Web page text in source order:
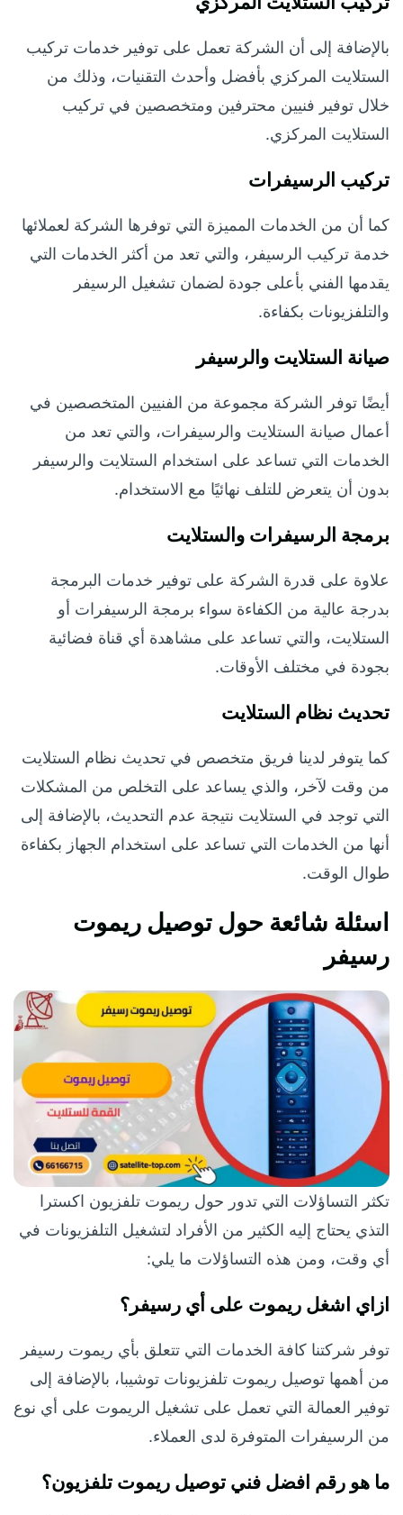
بالإضافة إلى أن الشركة تعمل على توفير خدمات تركيب
الستلايت المركزي بأفضل وأحدث التقنيات، وذلك من
خلال توفير فنيين محترفين ومتخصصين في تركيب
الستلايت المركزي.
تركيب الرسيفرات
كما أن من الخدمات المميزة التي توفرها الشركة لعملائها
خدمة تركيب الرسيفر، والتي تعد من أكثر الخدمات التي
يقدمها الفني بأعلى جودة لضمان تشغيل الرسيفر
والتلفزيونات بكفاءة.
صيانة الستلايت والرسيفر
أيضًا توفر الشركة مجموعة من الفنيين المتخصصين في
أعمال صيانة الستلايت والرسيفرات، والتي تعد من
الخدمات التي تساعد على استخدام الستلايت والرسيفر
بدون أن يتعرض للتلف نهائيًا مع الاستخدام.
برمجة الرسيفرات والستلايت
علاوة على قدرة الشركة على توفير خدمات البرمجة
بدرجة عالية من الكفاءة سواء برمجة الرسيفرات أو
الستلايت، والتي تساعد على مشاهدة أي قناة فضائية
بجودة في مختلف الأوقات.
تحديث نظام الستلايت
كما يتوفر لدينا فريق متخصص في تحديث نظام الستلايت
من وقت لآخر، والذي يساعد على التخلص من المشكلات
التي توجد في الستلايت نتيجة عدم التحديث، بالإضافة إلى
أنها من الخدمات التي تساعد على استخدام الجهاز بكفاءة
طوال الوقت.
اسئلة شائعة حول توصيل ريموت
رسيفر
تكثر التساؤلات التي تدور حول ريموت تلفزيون اكسترا
التذي يحتاج إليه الكثير من الأفراد لتشغيل التلفزيونات في
أي وقت، ومن هذه التساؤلات ما يلي:
ازاي اشغل ريموت على أي رسيفر؟
توفر شركتنا كافة الخدمات التي تتعلق بأي ريموت رسيفر
من أهمها توصيل ريموت تلفزيونات توشيبا، بالإضافة إلى
توفير العمالة التي تعمل على تشغيل الريموت على أي نوع
من الرسيفرات المتوفرة لدى العملاء.
ما هو رقم افضل فني توصيل ريموت تلفزيون؟